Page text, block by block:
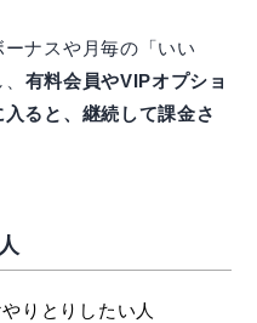
ナスや月毎の「いい
有料会員やVIPオプショ
ると、継続して課金さ
りとりしたい人